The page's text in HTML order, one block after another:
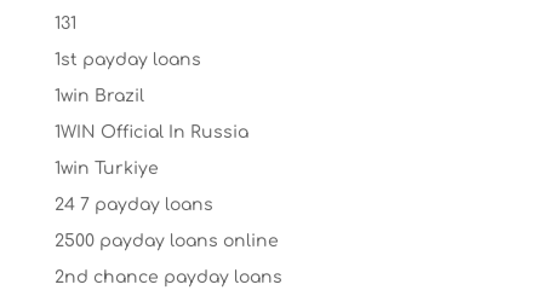
131
1st payday loans
1win Brazil
1WIN Official In Russia
1win Turkiye
24 7 payday loans
2500 payday loans online
2nd chance payday loans